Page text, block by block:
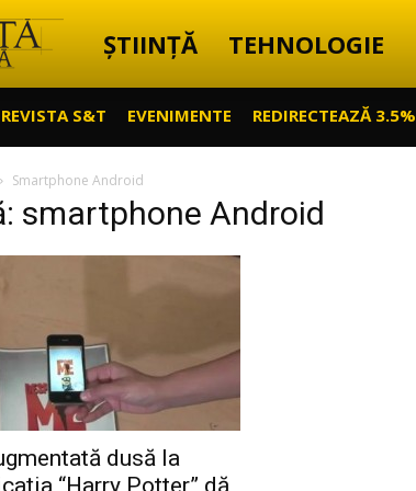
Știință
Tehnică
ȘTIINȚĂ TEHNOLOGIE
REVISTA S&T EVENIMENTE REDIRECTEAZĂ 3.5%
Smartphone Android
smartphone Android
dusă la
“Harry Potter” dă